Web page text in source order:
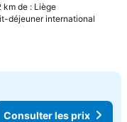
km de : Liège
déjeuner international
Consulter les prix